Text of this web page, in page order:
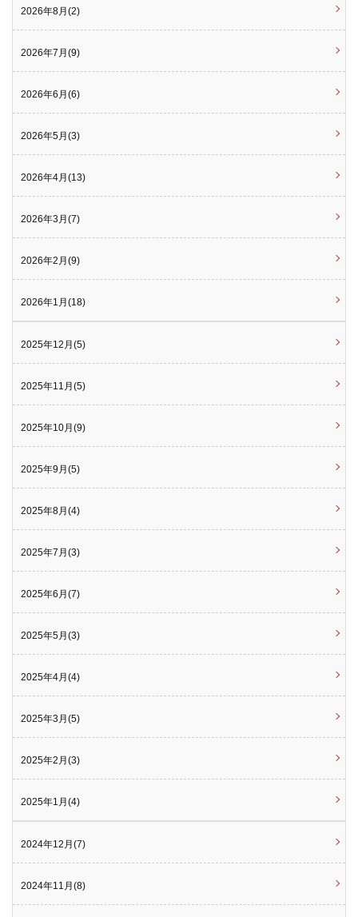
2026年8月(2)
2026年7月(9)
2026年6月(6)
2026年5月(3)
2026年4月(13)
2026年3月(7)
2026年2月(9)
2026年1月(18)
2025年12月(5)
2025年11月(5)
2025年10月(9)
2025年9月(5)
2025年8月(4)
2025年7月(3)
2025年6月(7)
2025年5月(3)
2025年4月(4)
2025年3月(5)
2025年2月(3)
2025年1月(4)
2024年12月(7)
2024年11月(8)